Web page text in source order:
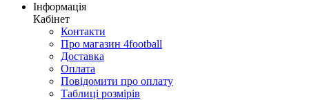
Інформація
Кабінет
Контакти
Про магазин 4football
Доставка
Оплата
Повідомити про оплату
Таблиці розмірів